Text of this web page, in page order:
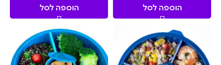
הוספה לסל
הוספה לסל